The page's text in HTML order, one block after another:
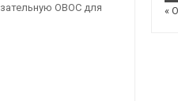
ОВОС для
«